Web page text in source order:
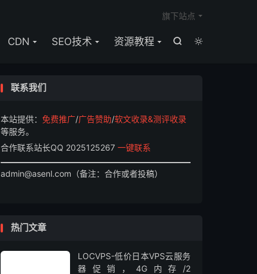


CDN SEO技术 资源教程
旗下站点
联系我们
本站提供： 免费推广/广告赞助/软文收录&测评收录
等服务。
合作联系站长QQ 2025125267 一键联系
admin@asenl.com（备注：合作或者投稿）
热门文章
LOCVPS-低价日本VPS云服务
器促销，4G内存/2